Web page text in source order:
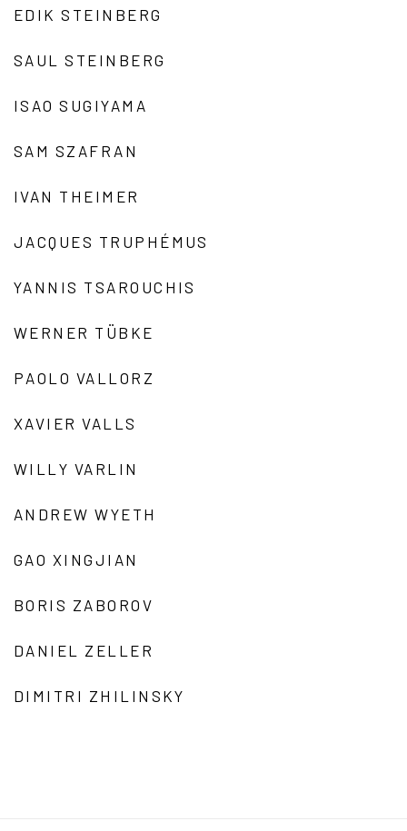
EDIK STEINBERG
SAUL STEINBERG
ISAO SUGIYAMA
SAM SZAFRAN
IVAN THEIMER
JACQUES TRUPHÉMUS
YANNIS TSAROUCHIS
WERNER TÜBKE
PAOLO VALLORZ
XAVIER VALLS
WILLY VARLIN
ANDREW WYETH
GAO XINGJIAN
BORIS ZABOROV
DANIEL ZELLER
DIMITRI ZHILINSKY